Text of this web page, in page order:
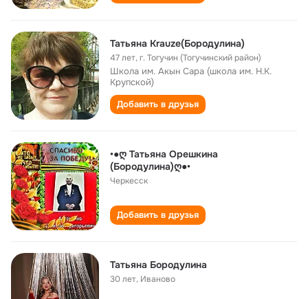
Татьяна Krauze(Бородулина)
47 лет,г. Тогучин (Тогучинский район)
Школа им. Акын Сара (школа им. Н.К.
Крупской)
Добавить в друзья
•●ღ Татьяна Орешкина
(Бородулина)ღ●•
Черкесск
Добавить в друзья
Татьяна Бородулина
30 лет, Иваново